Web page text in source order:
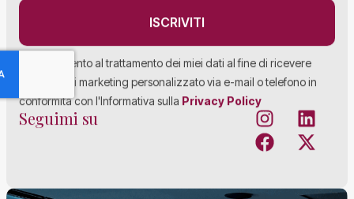
Acconsento al trattamento dei miei dati al fine di ricevere
materiale di marketing personalizzato via e-mail o telefono in
conformità con l'Informativa sulla Privacy Policy
ISCRIVITI
Seguimi su